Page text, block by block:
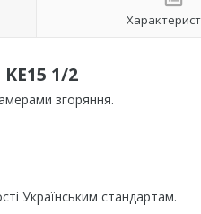
1/2
згоряння.
Українським стандартам.